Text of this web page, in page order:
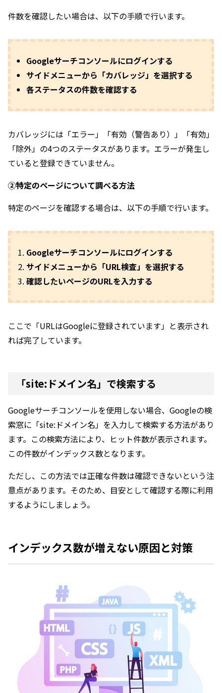
件数を確認したい場合は、以下の手順で行います。
Googleサーチコンソールにログインする
サイドメニューから「カバレッジ」を選択する
各ステータスの件数を確認する
カバレッジには「エラー」「有効（警告あり）」「有効」
「除外」の4つのステータスがあります。エラーが発生し
ていると登録できていません。
②特定のページについて調べる方法
特定のページを確認する場合は、以下の手順で行います。
Googleサーチコンソールにログインする
サイドメニューから「URL検査」を選択する
確認したいページのURLを入力する
ここで「URLはGoogleに登録されています」と表示され
れば完了しています。
「site:ドメイン名」で検索する
Googleサーチコンソールを使用しない場合、Googleの検
索窓に「site:ドメイン名」を入力して検索する方法があり
ます。この検索方法により、ヒット件数が表示されます。
この件数がインデックス数となります。
ただし、この方法では正確な件数は確認できないという注
意点があります。そのため、目安として確認する際に利用
するようにしましょう。
インデックス数が増えない原因と対策